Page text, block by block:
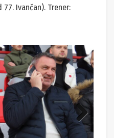
77. Ivančan). Trener:
Next